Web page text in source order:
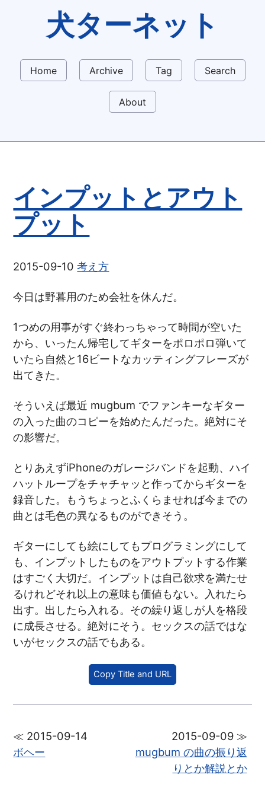
犬ターネット
Home Archive Tag Search
About
インプットとアウト
プット
2015-09-10考え方
今日は野暮用のため会社を休んだ。
1つめの用事がすぐ終わっちゃって時間が空いた
から、いったん帰宅してギターをポロポロ弾いて
いたら自然と16ビートなカッティングフレーズが
出てきた。
そういえば最近 mugbum でファンキーなギター
の入った曲のコピーを始めたんだった。絶対にそ
の影響だ。
とりあえずiPhoneのガレージバンドを起動、ハイ
ハットループをチャチャッと作ってからギターを
録音した。もうちょっとふくらませれば今までの
曲とは毛色の異なるものができそう。
ギターにしても絵にしてもプログラミングにして
も、インプットしたものをアウトプットする作業
はすごく大切だ。インプットは自己欲求を満たせ
るけれどそれ以上の意味も価値もない。入れたら
出す。出したら入れる。その繰り返しが人を格段
に成長させる。絶対にそう。セックスの話ではな
いがセックスの話でもある。
Copy Title and URL
≪ 2015-09-14
ボヘー
2015-09-09 ≫
mugbum の曲の振り返
りとか解説とか